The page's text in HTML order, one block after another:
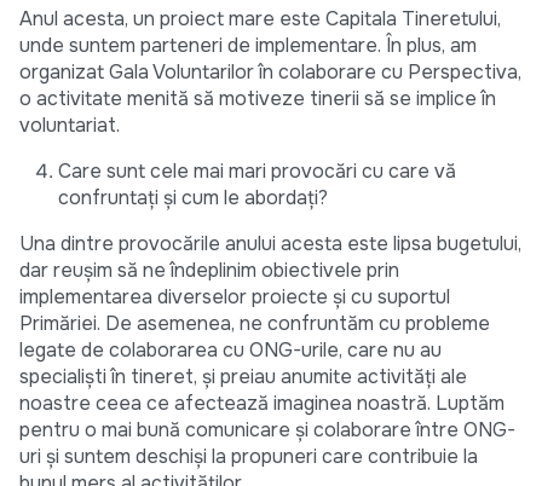
Anul acesta, un proiect mare este Capitala Tineretului,
unde suntem parteneri de implementare. În plus, am
organizat Gala Voluntarilor în colaborare cu Perspectiva,
o activitate menită să motiveze tinerii să se implice în
voluntariat.
Care sunt cele mai mari provocări cu care vă
confruntați și cum le abordați?
Una dintre provocările anului acesta este lipsa bugetului,
dar reușim să ne îndeplinim obiectivele prin
implementarea diverselor proiecte și cu suportul
Primăriei. De asemenea, ne confruntăm cu probleme
legate de colaborarea cu ONG-urile, care nu au
specialiști în tineret, și preiau anumite activități ale
noastre ceea ce afectează imaginea noastră. Luptăm
pentru o mai bună comunicare și colaborare între ONG-
uri și suntem deschiși la propuneri care contribuie la